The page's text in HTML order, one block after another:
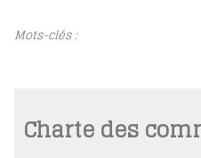
Mots-clés :
Charte des